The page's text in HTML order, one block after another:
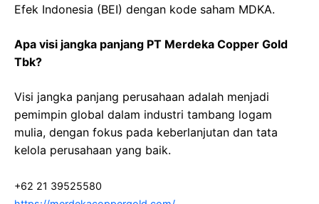
Efek Indonesia (BEI) dengan kode saham MDKA.
Apa visi jangka panjang PT Merdeka Copper Gold
Tbk?
Visi jangka panjang perusahaan adalah menjadi
pemimpin global dalam industri tambang logam
mulia, dengan fokus pada keberlanjutan dan tata
kelola perusahaan yang baik.
+62 21 39525580